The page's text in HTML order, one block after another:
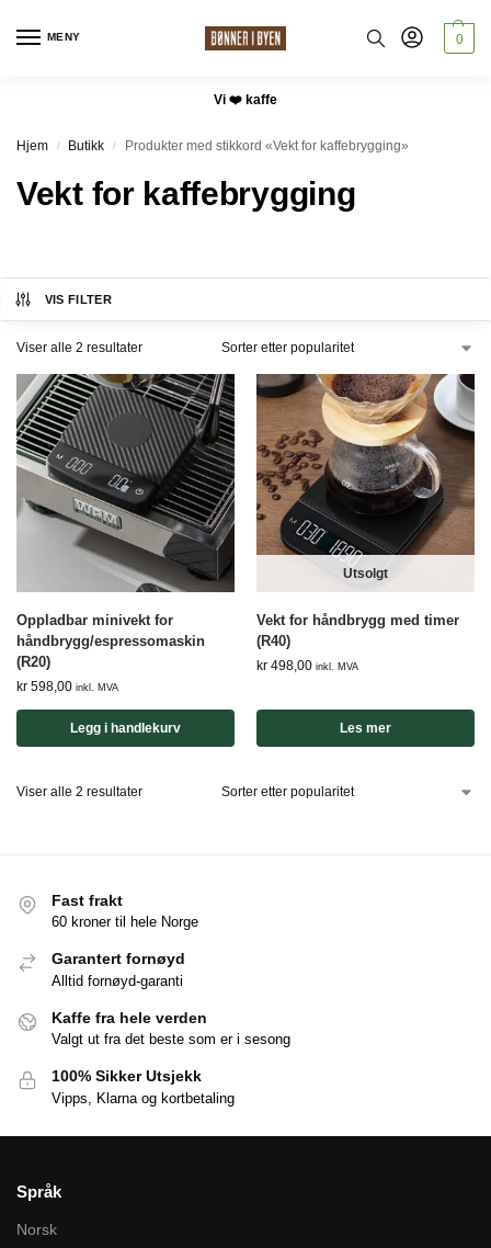
MENY 0
Vi ❤️ kaffe
Hjem / Butikk / Produkter med stikkord «Vekt for kaffebrygging»
Vekt for kaffebrygging
VIS FILTER
Viser alle 2 resultater
Oppladbar minivekt for
håndbrygg/espressomaskin
(R20)
kr 598,00 inkl. MVA
Legg i handlekurv
Utsolgt
Vekt for håndbrygg med timer
(R40)
kr 498,00 inkl. MVA
Les mer
Viser alle 2 resultater
Fast frakt
60 kroner til hele Norge
Garantert fornøyd
Alltid fornøyd-garanti
Kaffe fra hele verden
Valgt ut fra det beste som er i sesong
100% Sikker Utsjekk
Vipps, Klarna og kortbetaling
Språk
Norsk